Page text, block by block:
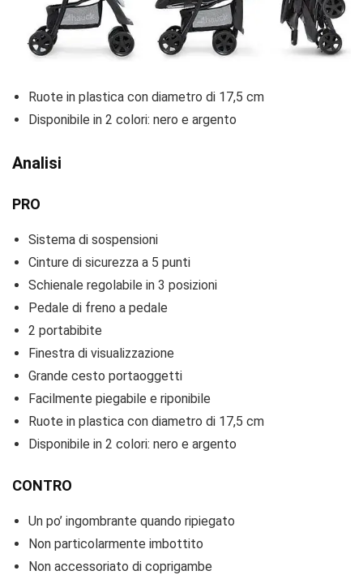
Ruote in plastica con diametro di 17,5 cm
Disponibile in 2 colori: nero e argento
Analisi
PRO
Sistema di sospensioni
Cinture di sicurezza a 5 punti
Schienale regolabile in 3 posizioni
Pedale di freno a pedale
2 portabibite
Finestra di visualizzazione
Grande cesto portaoggetti
Facilmente piegabile e riponibile
Ruote in plastica con diametro di 17,5 cm
Disponibile in 2 colori: nero e argento
CONTRO
Un po’ ingombrante quando ripiegato
Non particolarmente imbottito
Non accessoriato di coprigambe